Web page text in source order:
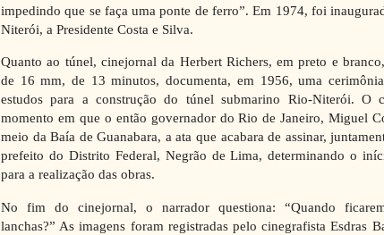
impedindo que se faça uma ponte de ferro”. Em 1974, foi
Niterói, a Presidente Costa e Silva.
Quanto ao túnel, cinejornal da Herbert Richers, em preto e
de 16 mm, de 13 minutos, documenta, em 1956, uma
estudos para a construção do túnel submarino Rio-Niterói. O
momento em que o então governador do Rio de Janeiro, Miguel
meio da Baía de Guanabara, a ata que acabara de assinar,
prefeito do Distrito Federal, Negrão de Lima, determinando o
para a realização das obras.
No fim do cinejornal, o narrador questiona: “Quando
lanchas?” As imagens foram registradas pelo cinegrafista Esdras